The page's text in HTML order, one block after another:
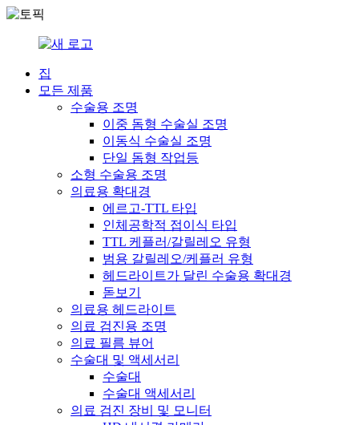
집
모든 제품
수술용 조명
이중 돔형 수술실 조명
이동식 수술실 조명
단일 돔형 작업등
소형 수술용 조명
의료용 확대경
에르고-TTL 타입
인체공학적 접이식 타입
TTL 케플러/갈릴레오 유형
범용 갈릴레오/케플러 유형
헤드라이트가 달린 수술용 확대경
돋보기
의료용 헤드라이트
의료 검진용 조명
의료 필름 뷰어
수술대 및 액세서리
수술대
수술대 액세서리
의료 검진 장비 및 모니터